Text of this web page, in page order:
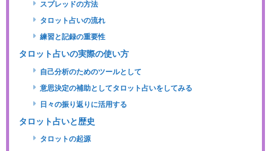
スプレッドの方法
タロット占いの流れ
練習と記録の重要性
タロット占いの実際の使い方
自己分析のためのツールとして
意思決定の補助としてタロット占いをしてみる
日々の振り返りに活用する
タロット占いと歴史
タロットの起源